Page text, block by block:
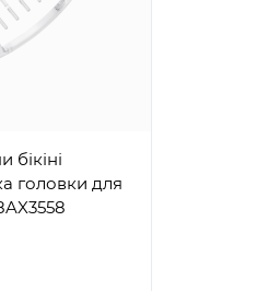
бікіні
головки для